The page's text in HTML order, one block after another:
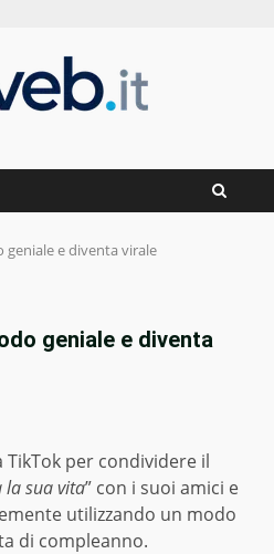
geniale e diventa virale
geniale e diventa
per condividere il
la sua vita” con i suoi amici e
utilizzando un modo
di compleanno.